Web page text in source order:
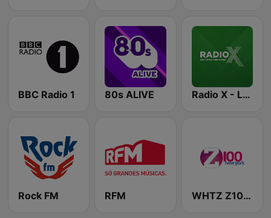
BBC Radio 1 80s ALIVE Radio X - London
Rock FM RFM WHTZ Z100 New York